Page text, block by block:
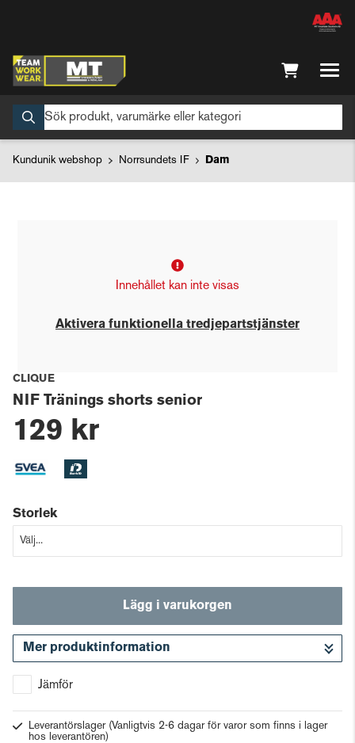
Kundunik webshop Norrsundets IF Dam
Innehållet kan inte visas
Aktivera funktionella tredjepartstjänster
CLIQUE
NIF Tränings shorts senior
129 kr
Storlek
Lägg i varukorgen
Mer produktinformation
Jämför
Leverantörslager (Vanligtvis 2-6 dagar för varor som finns i lager
hos leverantören)